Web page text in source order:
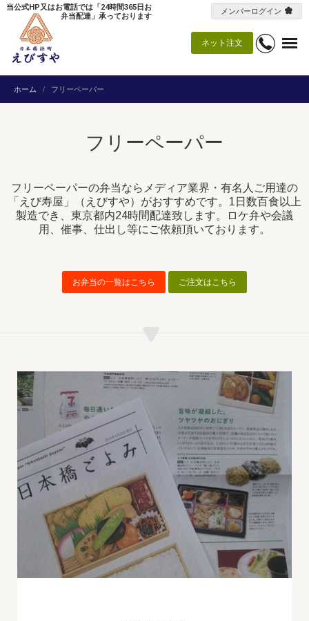
ネット注文
当公式HP又はお電話では「24時間365日お
弁当配達」承っております
メンバーログイン
ホーム フリーペーパー
フリーペーパー
フリーペーパーの弁当ならメディア業界・有名人ご用達の
「えび寿屋」（えびすや）がおすすめです。1日数百食以上
製造でき、東京都内24時間配達致します。ロケ弁や会議
用、催事、仕出し等にご依頼頂いております。
お弁当の一覧はこちら ご注文はこちら